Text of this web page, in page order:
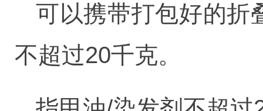
可以携带打包好的折
不超过20千克。